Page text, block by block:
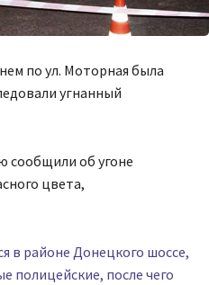
по ул. Моторная была
угнанный
сообщили об угоне
цвета,
в районе Донецкого шоссе,
полицейские, после чего